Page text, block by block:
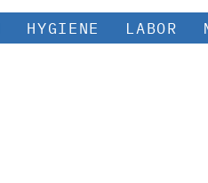
HYGIENE LABOR